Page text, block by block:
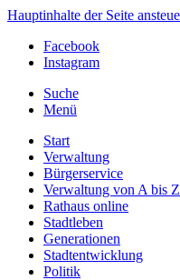
Hauptinhalte der Seite
Facebook
Instagram
Suche
Menü
Start
Verwaltung
Bürgerservice
Verwaltung von A bis Z
Rathaus online
Stadtleben
Generationen
Stadtentwicklung
Politik